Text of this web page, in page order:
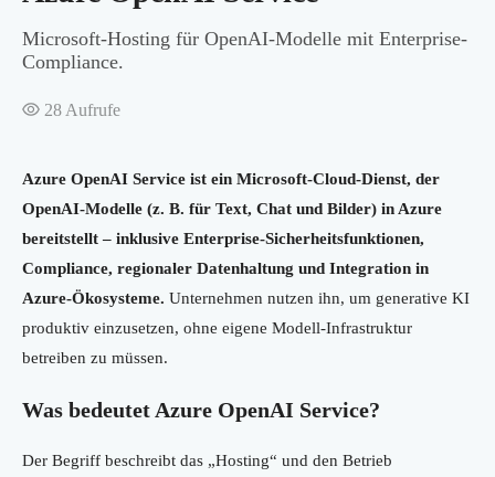
Microsoft-Hosting für OpenAI-Modelle mit Enterprise-
Compliance.
28 Aufrufe
Azure OpenAI Service ist ein Microsoft-Cloud-Dienst, der
OpenAI-Modelle (z. B. für Text, Chat und Bilder) in Azure
bereitstellt – inklusive Enterprise-Sicherheitsfunktionen,
Compliance, regionaler Datenhaltung und Integration in
Azure-Ökosysteme. Unternehmen nutzen ihn, um generative KI
produktiv einzusetzen, ohne eigene Modell-Infrastruktur
betreiben zu müssen.
Was bedeutet Azure OpenAI Service?
Der Begriff beschreibt das „Hosting“ und den Betrieb